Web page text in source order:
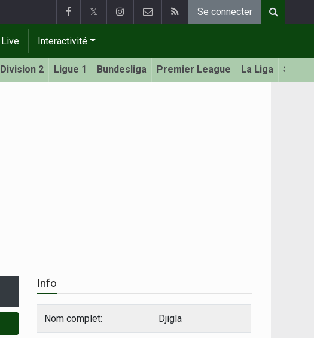
𝕏 Se connecter
Live Interactivité
Division 2 Ligue 1 Bundesliga Premier League La Liga Serie
Info
Nom complet: Djigla